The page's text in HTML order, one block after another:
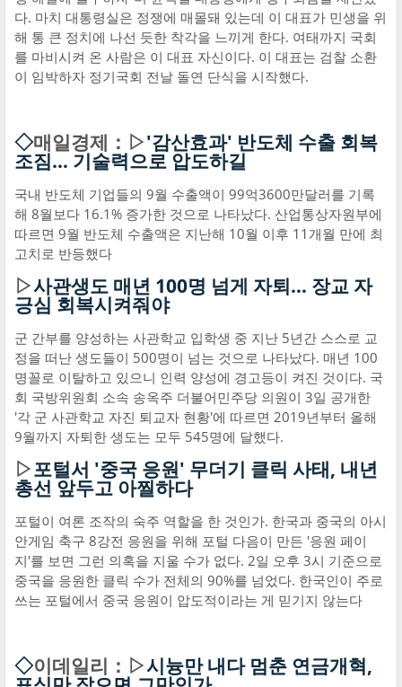
다. 마치 대통령실은 정쟁에 매몰돼 있는데 이 대표가 민생을 위
해 통 큰 정치에 나선 듯한 착각을 느끼게 한다. 여태까지 국회
를 마비시켜 온 사람은 이 대표 자신이다. 이 대표는 검찰 소환
이 임박하자 정기국회 전날 돌연 단식을 시작했다.
◇매일경제：▷'감산효과' 반도체 수출 회복
조짐… 기술력으로 압도하길
국내 반도체 기업들의 9월 수출액이 99억3600만달러를 기록
해 8월보다 16.1% 증가한 것으로 나타났다. 산업통상자원부에
따르면 9월 반도체 수출액은 지난해 10월 이후 11개월 만에 최
고치로 반등했다
▷사관생도 매년 100명 넘게 자퇴… 장교 자
긍심 회복시켜줘야
군 간부를 양성하는 사관학교 입학생 중 지난 5년간 스스로 교
정을 떠난 생도들이 500명이 넘는 것으로 나타났다. 매년 100
명꼴로 이탈하고 있으니 인력 양성에 경고등이 켜진 것이다. 국
회 국방위원회 소속 송옥주 더불어민주당 의원이 3일 공개한
'각 군 사관학교 자진 퇴교자 현황'에 따르면 2019년부터 올해
9월까지 자퇴한 생도는 모두 545명에 달했다.
▷포털서 '중국 응원' 무더기 클릭 사태, 내년
총선 앞두고 아찔하다
포털이 여론 조작의 숙주 역할을 한 것인가. 한국과 중국의 아시
안게임 축구 8강전 응원을 위해 포털 다음이 만든 '응원 페이
지'를 보면 그런 의혹을 지울 수가 없다. 2일 오후 3시 기준으로
중국을 응원한 클릭 수가 전체의 90%를 넘었다. 한국인이 주로
쓰는 포털에서 중국 응원이 압도적이라는 게 믿기지 않는다
◇이데일리：▷시늉만 내다 멈춘 연금개혁,